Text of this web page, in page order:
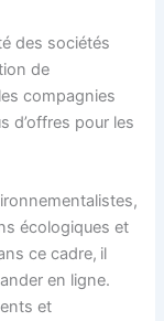
des sociétés
de
compagnies
d’offres pour les
écologiques et
ce cadre, il
en ligne.
et